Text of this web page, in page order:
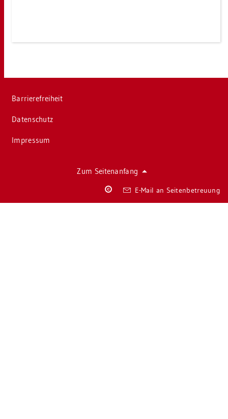
Bar­rie­re­frei­heit
Da­ten­schutz
Im­pres­sum
Zum Sei­ten­an­fang
E-Mail an Sei­ten­be­treu­ung
Co­